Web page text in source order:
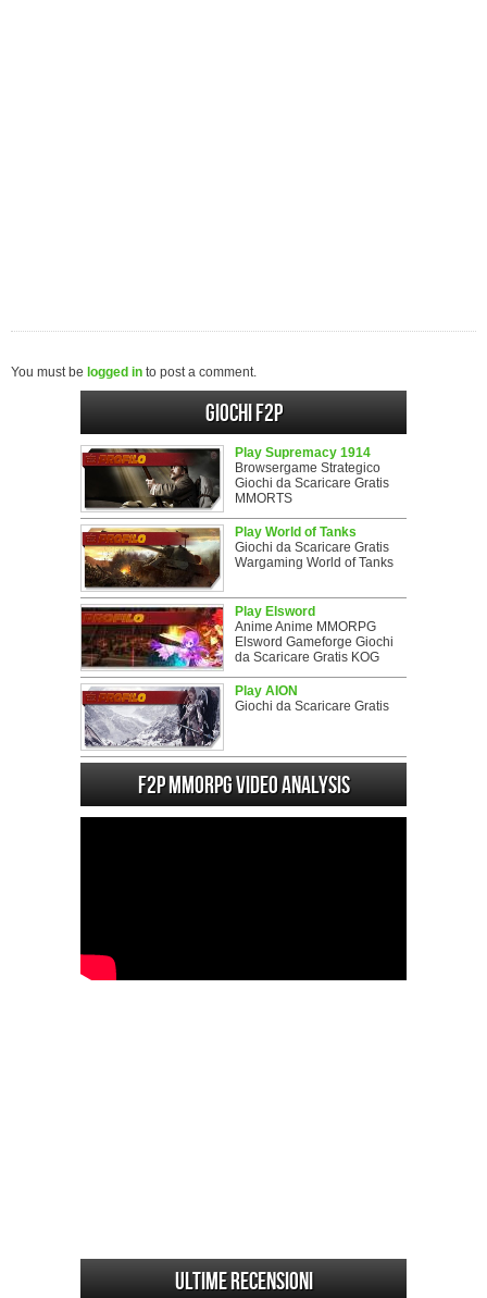
You must be logged in to post a comment.
Giochi F2P
Play Supremacy 1914
Browsergame Strategico
Giochi da Scaricare Gratis
MMORTS
Play World of Tanks
Giochi da Scaricare Gratis
Wargaming World of Tanks
Play Elsword
Anime Anime MMORPG
Elsword Gameforge Giochi
da Scaricare Gratis KOG
Play AION
Giochi da Scaricare Gratis
F2P MMORPG Video analysis
Ultime Recensioni